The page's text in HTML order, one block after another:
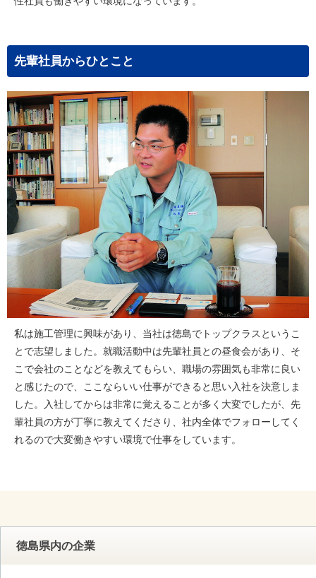
先輩社員からひとこと
私は施工管理に興味があり、当社は徳島でトップクラスというこ
とで志望しました。就職活動中は先輩社員との昼食会があり、そ
こで会社のことなどを教えてもらい、職場の雰囲気も非常に良い
と感じたので、ここならいい仕事ができると思い入社を決意しま
した。入社してからは非常に覚えることが多く大変でしたが、先
輩社員の方が丁寧に教えてくださり、社内全体でフォローしてく
れるので大変働きやすい環境で仕事をしています。
徳島県内の企業